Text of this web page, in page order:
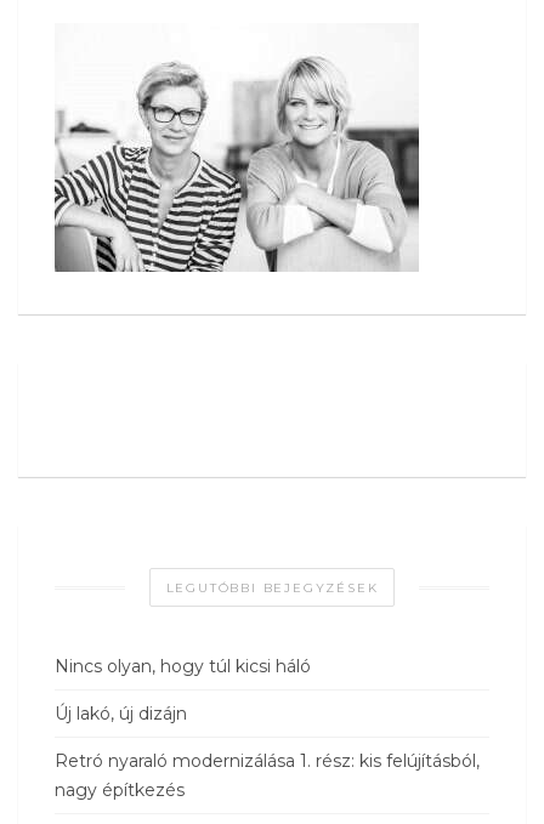
LEGUTÓBBI BEJEGYZÉSEK
Nincs olyan, hogy túl kicsi háló
Új lakó, új dizájn
Retró nyaraló modernizálása 1. rész: kis felújításból,
nagy építkezés